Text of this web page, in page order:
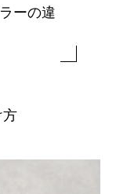
ーの違
方